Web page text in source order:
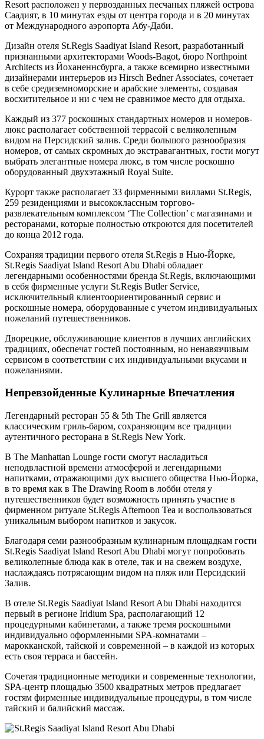
Resort расположен у первозданных песчаных пляжей острова
Саадият, в 10 минутах езды от центра города и в 20 минутах
от Международного аэропорта Абу-Даби.
Дизайн отеля St.Regis Saadiyat Island Resort, разработанный
признанными архитекторами Woods-Bagot, бюро Northpoint
Architects из Йоханеннсбурга, а также всемирно известными
дизайнерами интерьеров из Hirsch Bedner Associates, сочетает
в себе средиземноморские и арабские элементы, создавая
восхитительное и ни с чем не сравнимое место для отдыха.
Каждый из 377 роскошных стандартных номеров и номеров-
люкс располагает собственной террасой с великолепным
видом на Персидский залив. Среди большого разнообразия
номеров, от самых скромных до экстравагантных, гости могут
выбрать элегантные номера люкс, в том числе роскошно
оборудованный двухэтажный Royal Suite.
Курорт также располагает 33 фирменными виллами St.Regis,
259 резиденциями и высококлассным торгово-
развлекательным комплексом ‘The Collection’ с магазинами и
ресторанами, которые полностью откроются для посетителей
до конца 2012 года.
Сохраняя традиции первого отеля St.Regis в Нью-Йорке,
St.Regis Saadiyat Island Resort Abu Dhabi обладает
легендарными особенностями бренда St.Regis, включающими
в себя фирменные услуги St.Regis Butler Service,
исключительный клиентоориентированный сервис и
роскошные номера, оборудованные с учетом индивидуальных
пожеланий путешественников.
Дворецкие, обслуживающие клиентов в лучших английских
традициях, обеспечат гостей постоянным, но ненавязчивым
сервисом в соответствии с их индивидуальными вкусами и
пожеланиями.
Непревзойденные Кулинарные Впечатления
Легендарный ресторан 55 & 5th The Grill является
классическим гриль-баром, сохраняющим все традиции
аутентичного ресторана в St.Regis New York.
В The Manhattan Lounge гости смогут насладиться
неподвластной времени атмосферой и легендарными
напитками, отражающими дух высшего общества Нью-Йорка,
в то время как в The Drawing Room в лобби отеля у
путешественников будет возможность принять участие в
фирменном ритуале St.Regis Afternoon Tea и воспользоваться
уникальным выбором напитков и закусок.
Благодаря семи разнообразным кулинарным площадкам гости
St.Regis Saadiyat Island Resort Abu Dhabi могут попробовать
великолепные блюда как в отеле, так и на свежем воздухе,
наслаждаясь потрясающим видом на пляж или Персидский
Залив.
В отеле St.Regis Saadiyat Island Resort Abu Dhabi находится
первый в регионе Iridium Spa, располагающий 12
процедурными кабинетами, а также тремя роскошными
индивидуально оформленными SPA-комнатами –
марокканской, тайской и современной – в каждой из которых
есть своя терраса и бассейн.
Сочетая традиционные методики и современные технологии,
SPA-центр площадью 3500 квадратных метров предлагает
гостям фирменные индивидуальные процедуры, в том числе
тайский и балийский массаж.